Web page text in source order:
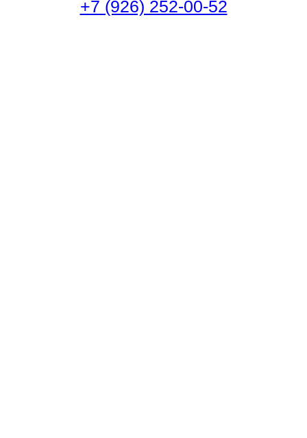
+7 (926) 252-00-52